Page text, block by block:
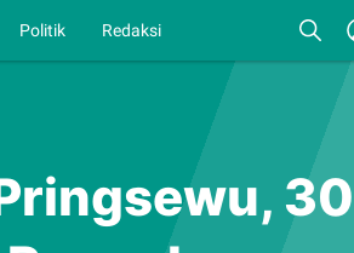
Politik Redaksi
30